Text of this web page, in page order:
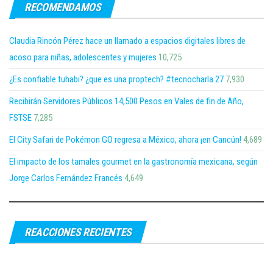
RECOMENDAMOS
Claudia Rincón Pérez hace un llamado a espacios digitales libres de
acoso para niñas, adolescentes y mujeres 10,725
¿Es confiable tuhabi? ¿que es una proptech? #tecnocharla 27 7,930
Recibirán Servidores Públicos 14,500 Pesos en Vales de fin de Año,
FSTSE 7,285
El City Safari de Pokémon GO regresa a México, ahora ¡en Cancún! 4,689
El impacto de los tamales gourmet en la gastronomía mexicana, según
Jorge Carlos Fernández Francés 4,649
REACCIONES RECIENTES